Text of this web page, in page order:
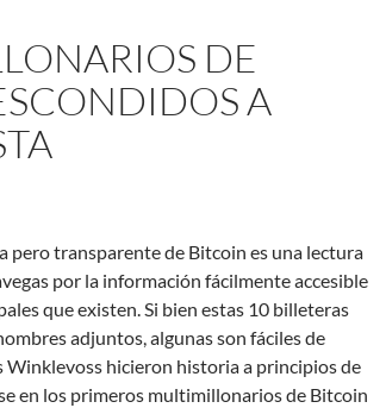
DE
A
pero transparente de Bitcoin es una lectura
por la información fácilmente accesible
que existen. Si bien estas 10 billeteras
adjuntos, algunas son fáciles de
Winklevoss hicieron historia a principios de
en los primeros multimillonarios de Bitcoin